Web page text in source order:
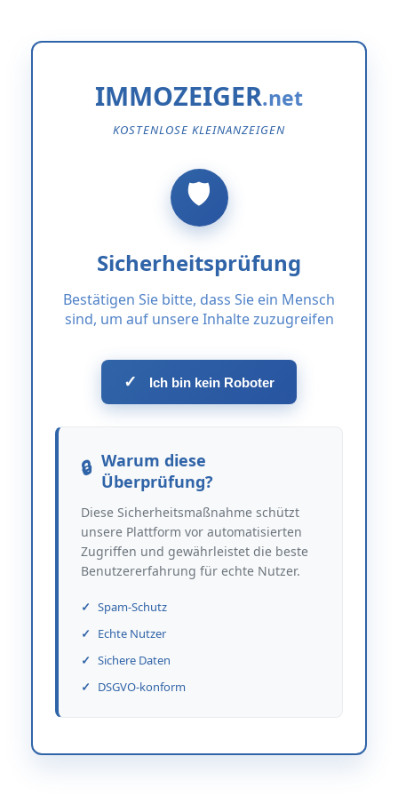
IMMOZEIGER
KOSTENLOSE KLEINANZEIGEN
Sicherheitsprüfung
Bestätigen Sie bitte, dass Sie ein Mensch
sind, um auf unsere Inhalte zuzugreifen
✓ Ich bin kein Roboter
Warum diese
Überprüfung?
Diese Sicherheitsmaßnahme schützt
unsere Plattform vor automatisierten
Zugriffen und gewährleistet die beste
Benutzererfahrung für echte Nutzer.
Spam-Schutz
Echte Nutzer
Sichere Daten
DSGVO-konform